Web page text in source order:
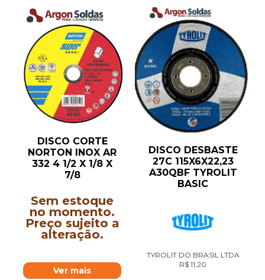
DISCO CORTE
NORTON INOX AR
332 4 1/2 X 1/8 X
7/8
Sem estoque
no momento.
Preço sujeito a
alteração.
Ver mais
DISCO DESBASTE
27C 115X6X22,23
A30QBF TYROLIT
BASIC
TYROLIT DO BRASIL LTDA
R$ 11,20